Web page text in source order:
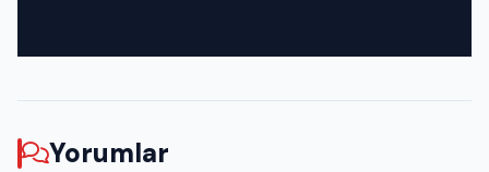
Yorumlar